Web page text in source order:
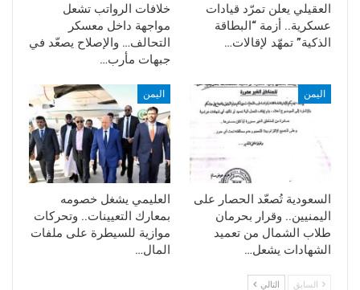
العقيلي يعلن تمرّد قيادات
عسكرية.. أزمة “البطاقة
الذكية” تمهّد لإقالات…
خلافات الرواتب تشعل
مواجهة داخل معسكر
التحالف… والإصلاح يصعّد في
جبهات مأرب…
اليمن
السعودية تُصعّد الحصار على
اليمنيين.. وقرار بحرمان
طلاب الشمال من تعميد
الشهادات يشعل…
اليمن
العليمي يشغل خصومه
بمعارك التعيينات.. وتحركات
موازية للسيطرة على ملفات
المال…
السابق التالي